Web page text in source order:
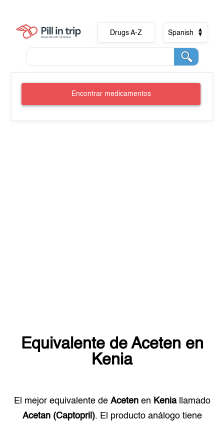
Drugs A-Z Spanish
Encontrar medicamentos
Equivalente de Aceten en
Kenia
El mejor equivalente de Acetenen Keniallamado
Acetan (Captopril). El producto análogo tiene